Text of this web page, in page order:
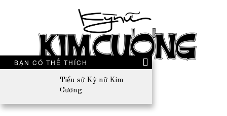
BẠN CÓ THỂ THÍCH
Tiểu sử Kỳ nữ Kim
Cương